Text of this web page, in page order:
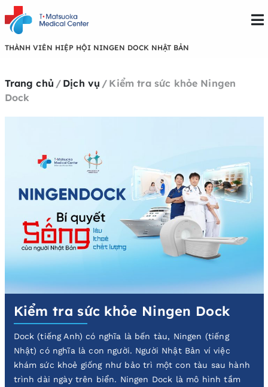
THÀNH VIÊN HIỆP HỘI NINGEN DOCK NHẬT BẢN
Trang chủ / Dịch vụ / Kiểm tra sức khỏe Ningen
Dock
Kiểm tra sức khỏe Ningen Dock
Dock (tiếng Anh) có nghĩa là bến tàu, Ningen (tiếng
Nhật) có nghĩa là con người. Người Nhật Bản ví việc
khám sức khoẻ giống như bảo trì một con tàu sau hành
trình dài ngày trên biển. Ningen Dock là mô hình tầm